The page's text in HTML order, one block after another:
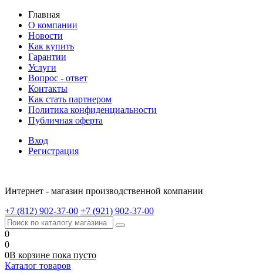
Главная
О компании
Новости
Как купить
Гарантии
Услуги
Вопрос - ответ
Контакты
Как стать партнером
Политика конфиденциальности
Публичная оферта
Вход
Регистрация
Интернет - магазин производственной компании
+7 (812) 902-37-00 +7 (921) 902-37-00
0
0
0В корзине пока пусто
Каталог товаров